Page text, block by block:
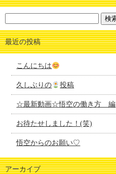
最近の投稿
こんにちは
久しぶりの 投稿
☆最新動画☆悟空の働き方 編
お待たせしました！(笑)
悟空からのお願い♡
アーカイブ